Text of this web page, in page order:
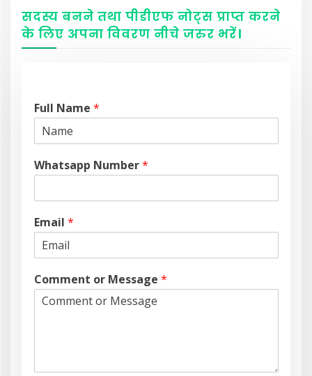
सदस्य बनने तथा पीडीएफ नोट्स प्राप्त करने
के लिए अपना विवरण नीचेजरुर भरें।
Full Name *
Whatsapp Number*
Email *
Comment or Message *